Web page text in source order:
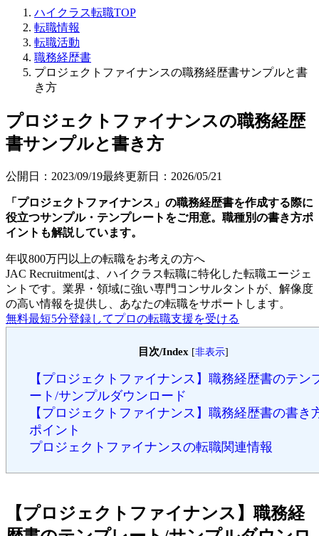
ハイクラス転職TOP
転職情報
転職活動
職務経歴書
プロジェクトファイナンスの職務経歴書サンプルと書
き方
プロジェクトファイナンスの職務経歴
書サンプルと書き方
公開日： 2023/09/19最終更新日： 2026/05/21
「プロジェクトファイナンス」の職務経歴書を作成する際に
役立つサンプル・テンプレートをご用意。職種別の書き方ポ
イントも解説しています。
年収800万円以上の転職をお考えの方へ
JAC Recruitmentは、ハイクラス転職に特化した転職エージェ
ントです。 業界・領域に強い専門コンサルタントが、解像度
の高い情報を提供し、あなたの転職をサポートします。
無料最短5分登録してプロの転職支援を受ける
目次/Index [非表示]
【プロジェクトファイナンス】職務経歴書のテン
ート/サンプルダウンロード
【プロジェクトファイナンス】職務経歴書の書き
ポイント
プロジェクトファイナンスの転職関連情報
【プロジェクトファイナンス】職務経